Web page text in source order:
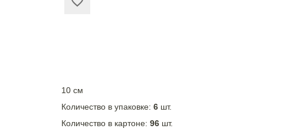
10 см
Количество в упаковке:6 шт.
Количество в картоне:96 шт.